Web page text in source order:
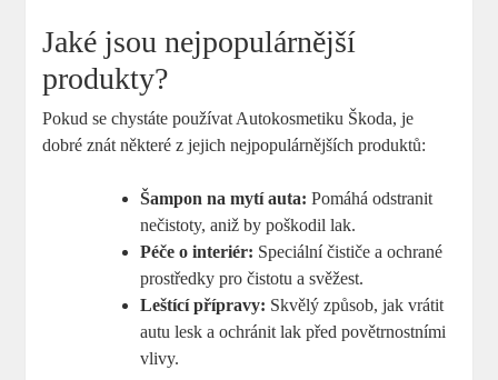
Jaké ⁢jsou nejpopulárnější
produkty?
Pokud se chystáte ‍používat Autokosmetiku Škoda, je
dobré znát ⁢některé z jejich nejpopulárnějších produktů:
Šampon na mytí auta: Pomáhá odstranit
nečistoty, aniž ⁣by poškodil lak.
Péče o ​interiér: Speciální čističe a ochrané
prostředky ⁢pro čistotu a svěžest.
Leštící ​přípravy: Skvělý‍ způsob,⁢ jak vrátit
autu⁤ lesk⁤ a ochránit lak před povětrnostními
⁢vlivy.